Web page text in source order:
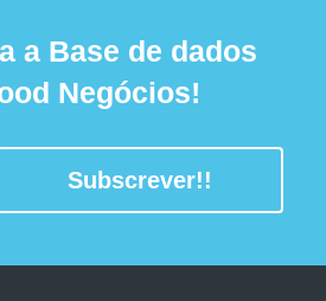
a Base de dados
Negócios!
Subscrever!!